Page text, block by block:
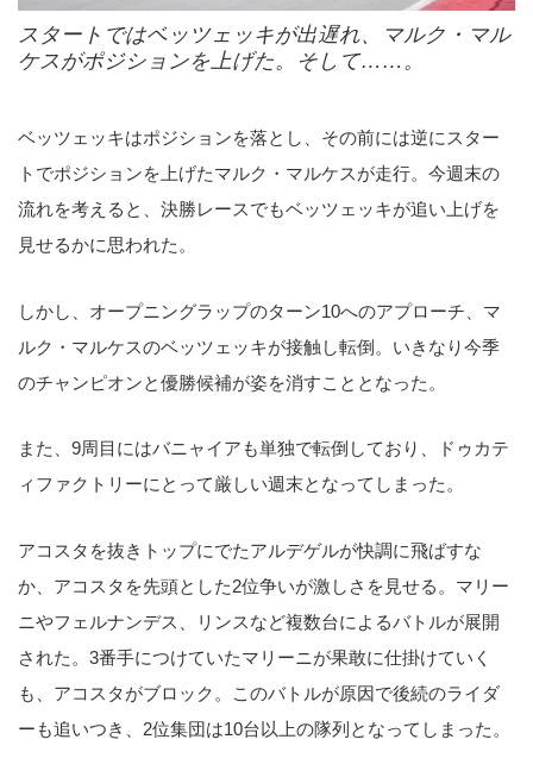
スタートではベッツェッキが出遅れ、マルク・マル
ケスがポジションを上げた。そして……。
ベッツェッキはポジションを落とし、その前には逆にスター
トでポジションを上げたマルク・マルケスが走行。今週末の
流れを考えると、決勝レースでもベッツェッキが追い上げを
見せるかに思われた。
しかし、オープニングラップのターン10へのアプローチ、マ
ルク・マルケスのベッツェッキが接触し転倒。いきなり今季
のチャンピオンと優勝候補が姿を消すこととなった。
また、9周目にはバニャイアも単独で転倒しており、ドゥカテ
ィファクトリーにとって厳しい週末となってしまった。
アコスタを抜きトップにでたアルデゲルが快調に飛ばすな
か、アコスタを先頭とした2位争いが激しさを見せる。マリー
ニやフェルナンデス、リンスなど複数台によるバトルが展開
された。3番手につけていたマリーニが果敢に仕掛けていく
も、アコスタがブロック。このバトルが原因で後続のライダ
ーも追いつき、2位集団は10台以上の隊列となってしまった。